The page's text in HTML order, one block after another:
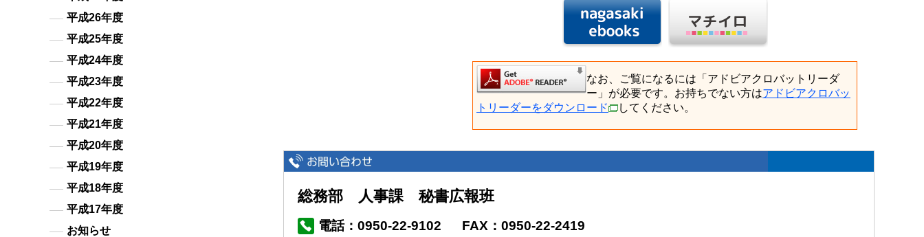
平成26年度
平成25年度
平成24年度
平成23年度
平成22年度
平成21年度
平成20年度
平成19年度
平成18年度
平成17年度
お知らせ
なお、ご覧になるには「アドビアクロバットリーダ
ー」が必要です。お持ちでない方はアドビアクロバッ
トリーダーをダウンロード
してください。
総務部 人事課 秘書広報班
電話：0950-22-9102 FAX：0950-22-2419